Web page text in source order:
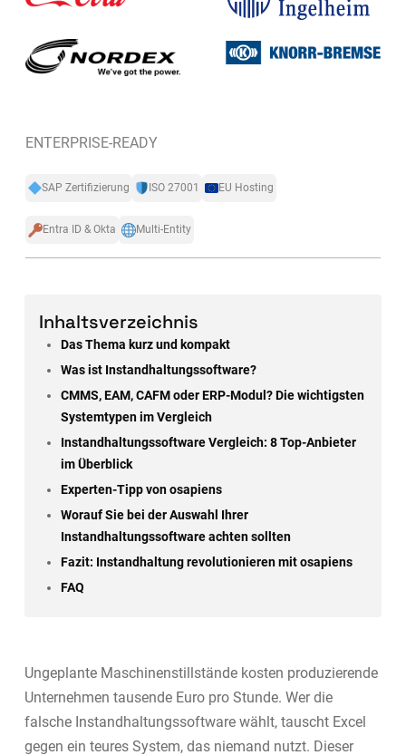
ENTERPRISE-READY
SAP Zertifizierung ISO 27001 EU Hosting
Entra ID & Okta Multi-Entity
Inhaltsverzeichnis
Das Thema kurz und kompakt
Was ist Instandhaltungssoftware?
CMMS, EAM, CAFM oder ERP-Modul? Die wichtigsten
Systemtypen im Vergleich
Instandhaltungssoftware Vergleich: 8 Top-Anbieter
im Überblick
Experten-Tipp von osapiens
Worauf Sie bei der Auswahl Ihrer
Instandhaltungssoftware achten sollten
Fazit: Instandhaltung revolutionieren mit osapiens
FAQ
Ungeplante Maschinenstillstände kosten produzierende
Unternehmen tausende Euro pro Stunde. Wer die
falsche Instandhaltungssoftware wählt, tauscht Excel
gegen ein teures System, das niemand nutzt. Dieser